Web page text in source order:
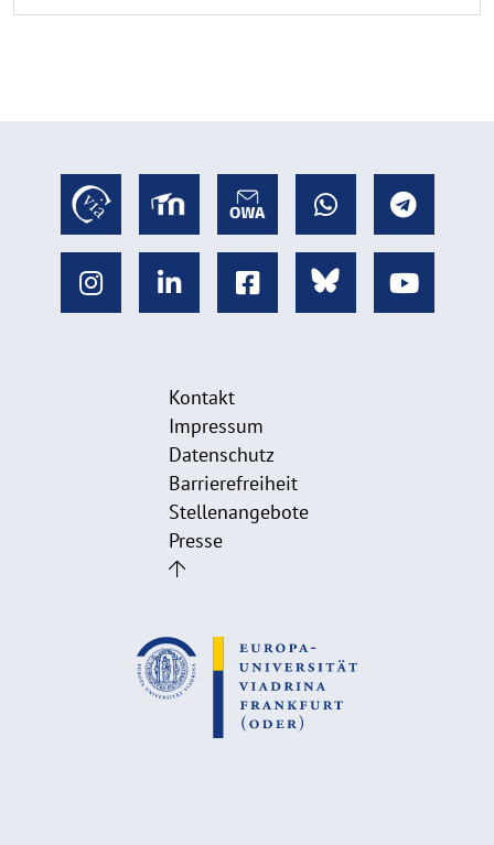
Kontakt
Impressum
Datenschutz
Barrierefreiheit
Stellenangebote
Presse